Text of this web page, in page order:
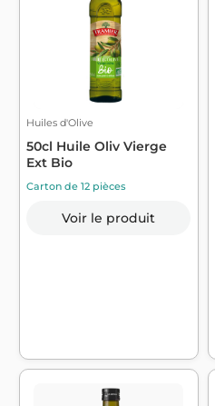
Huiles d'Olive
50cl Huile Oliv Vierge
Ext Bio
Carton de 12 pièces
Voir le produit